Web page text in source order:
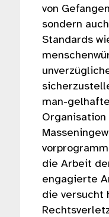
von
sondern
Standards
man-
Organisation
die Arbeit
engagierte
die versucht